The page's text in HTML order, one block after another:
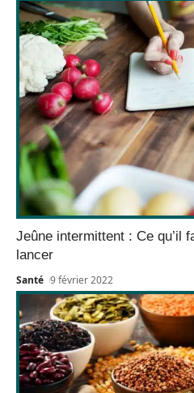
Jeûne intermittent : Ce qu’il
lancer
Santé 9 février 2022